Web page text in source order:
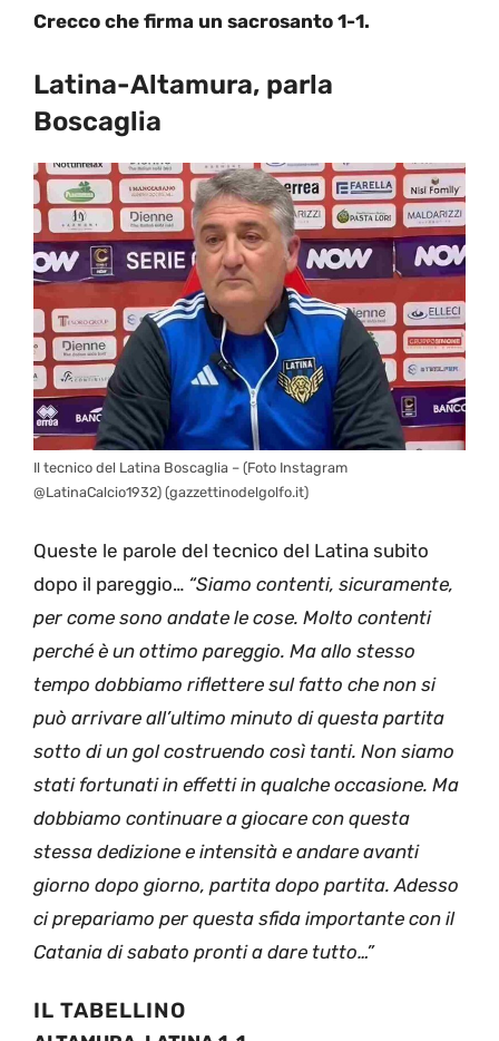
Crecco che firma un sacrosanto 1-1.
Latina-Altamura, parla
Boscaglia
Il tecnico del Latina Boscaglia – (Foto Instagram
@LatinaCalcio1932) (gazzettinodelgolfo.it)
Queste le parole del tecnico del Latina subito
dopo il pareggio… “Siamo contenti, sicuramente,
per come sono andate le cose. Molto contenti
perché è un ottimo pareggio. Ma allo stesso
tempo dobbiamo riflettere sul fatto che non si
può arrivare all’ultimo minuto di questa partita
sotto di un gol costruendo così tanti. Non siamo
stati fortunati in effetti in qualche occasione. Ma
dobbiamo continuare a giocare con questa
stessa dedizione e intensità e andare avanti
giorno dopo giorno, partita dopo partita. Adesso
ci prepariamo per questa sfida importante con il
Catania di sabato pronti a dare tutto…”
IL TABELLINO